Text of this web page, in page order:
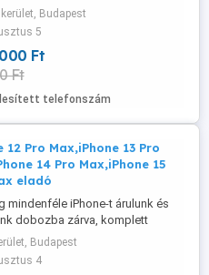
karima kicsit kopott.
működik. Csere nem érdekel.
kijelzővédő fóliával
Budapest
5
Ft
Ft
telefonszám
12 Pro Max,iPhone 13 Pro
14 Pro Max,iPhone 15
eladó
mindenféle iPhone-t árulunk és
dobozba zárva, komplett
1 év nemzetközi
Vadonatúj, 100%-ban eredeti
(minden komplett tartozék), és
Budapest
4